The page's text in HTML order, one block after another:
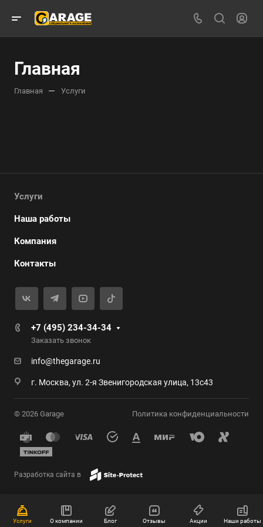
Главная
Главная — Услуги
Услуги
Наша работы
Компания
Контакты
+7 (495) 234-34-34
Заказать звонок
info@thegarage.ru
г. Москва, ул. 2-я Звенигородская улица, 13с43
© 2026 Garage Политика конфиденциальности
Разработка сайта в
Услуги О компании Блог Отзывы Акции Наши работы